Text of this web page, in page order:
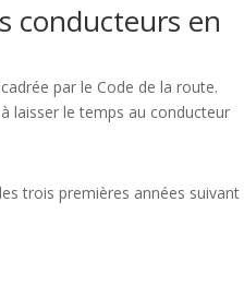
conducteurs en
par le Code de la route.
laisser le temps au conducteur
trois premières années suivant